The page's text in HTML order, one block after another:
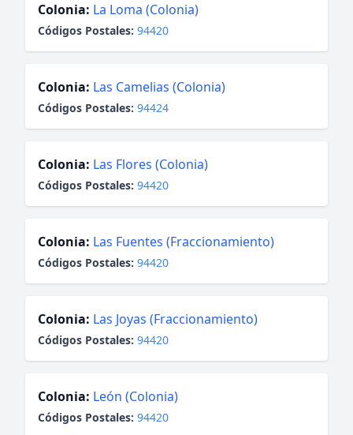
Colonia: La Loma (Colonia)
Códigos Postales: 94420
Colonia: Las Camelias (Colonia)
Códigos Postales: 94424
Colonia: Las Flores (Colonia)
Códigos Postales: 94420
Colonia: Las Fuentes (Fraccionamiento)
Códigos Postales: 94420
Colonia: Las Joyas (Fraccionamiento)
Códigos Postales: 94420
Colonia: León (Colonia)
Códigos Postales: 94420